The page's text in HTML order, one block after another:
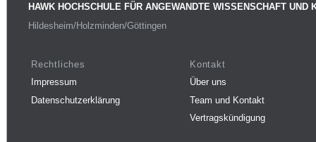
HAWK HOCHSCHULE FÜR ANGEWANDTE WISSENSCHAFT UND
Hildesheim/Holzminden/Göttingen
Rechtliches
Impressum
Datenschutzerklärung
Kontakt
Über uns
Team und Kontakt
Vertragskündigung